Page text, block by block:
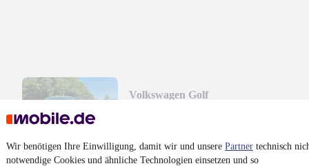
Wir benötigen Ihre Einwilligung, damit wir und unsere Partner technisch
notwendige Cookies und ähnliche Technologien einsetzen und so
Volkswagen Golf
Unfallfrei•EZ 07/1991• 145.837 km•66 kW (90 PS)